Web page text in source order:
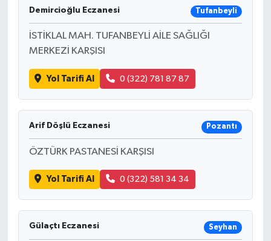
Demircioğlu Eczanesi Tufanbeyli
İSTİKLAL MAH. TUFANBEYLİ AİLE SAĞLIĞI
MERKEZİ KARŞISI
Yol Tarifi Al 0 (322) 781 87 87
Arif Döşlü Eczanesi Pozantı
ÖZTÜRK PASTANESİ KARŞISI
Yol Tarifi Al 0 (322) 581 34 34
Gülaçtı Eczanesi Seyhan